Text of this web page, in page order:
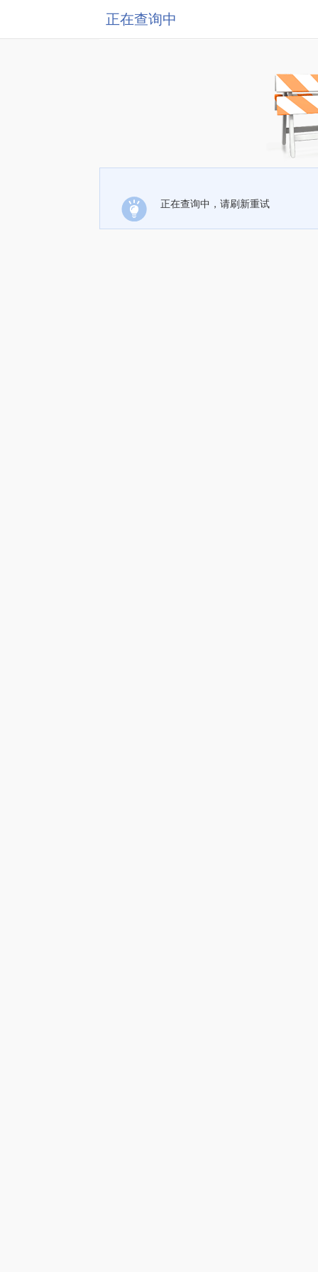
正在查询中
正在查询中，请刷新重试